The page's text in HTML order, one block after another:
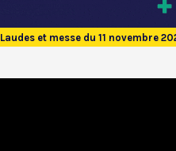
Laudes et messe du 11 novembre